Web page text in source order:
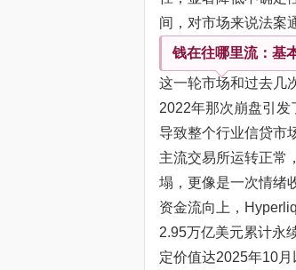
间，对市场来说法案
钱在往哪里流：基
这一轮市场和过去几
2022年那次崩盘引发
导致整个行业信贷市
主流交易所运转正常
塌，更像是一次情绪
资金流向上，
2.95万亿美元累计永
定价值达2025年10